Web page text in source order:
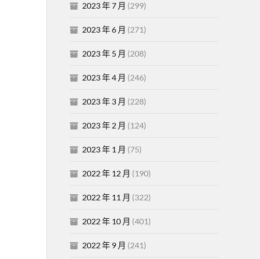
2023 年 7 月 (299)
2023 年 6 月 (271)
2023 年 5 月 (208)
2023 年 4 月 (246)
2023 年 3 月 (228)
2023 年 2 月 (124)
2023 年 1 月 (75)
2022 年 12 月 (190)
2022 年 11 月 (322)
2022 年 10 月 (401)
2022 年 9 月 (241)